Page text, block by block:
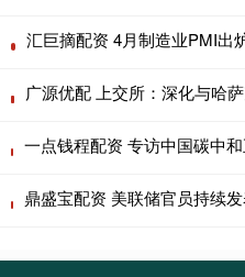
汇巨摘配资 4月制造业PMI出